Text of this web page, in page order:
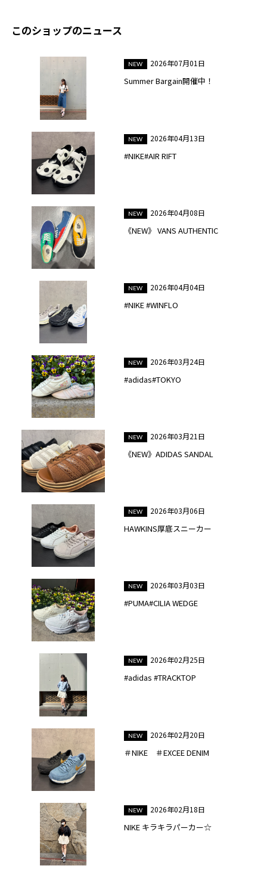
このショップのニュース
2026年07月01日
Summer Bargain開催中！
2026年04月13日
#NIKE#AIR RIFT
2026年04月08日
《NEW》 VANS AUTHENTIC
2026年04月04日
#NIKE #WINFLO
2026年03月24日
#adidas#TOKYO
2026年03月21日
《NEW》ADIDAS SANDAL
2026年03月06日
HAWKINS厚底スニーカー
2026年03月03日
#PUMA#CILIA WEDGE
2026年02月25日
#adidas #TRACKTOP
2026年02月20日
＃NIKE ＃EXCEE DENIM
2026年02月18日
NIKE キラキラパーカー☆